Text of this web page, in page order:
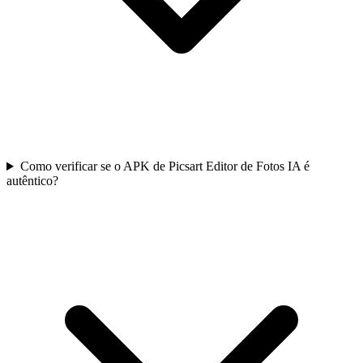
Como verificar se o APK de Picsart Editor de Fotos IA é
autêntico?